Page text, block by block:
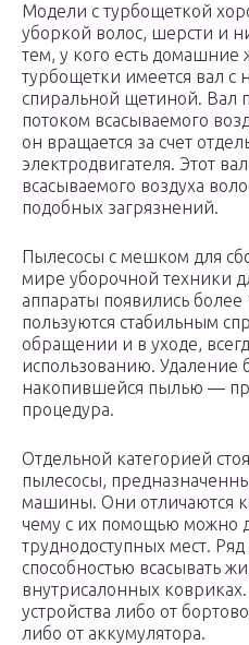
Модели с турбощеткой
уборкой волос, шерсти и
тем, у кого есть
турбощетки имеется вал с
спиральной щетиной. Вал
потоком всасываемого
он вращается за счет
электродвигателя. Этот
всасываемого воздуха
подобных загрязнений.
Пылесосы с мешком для
мире уборочной техники
аппараты появились более
пользуются стабильным
обращении и в уходе,
использованию. Удаление
накопившейся пылью —
процедура.
Отдельной категорией
пылесосы,
машины. Они отличаются
чему с их помощью можно
труднодоступных мест.
способностью всасывать
внутрисалонных
устройства либо от
либо от аккумулятора.